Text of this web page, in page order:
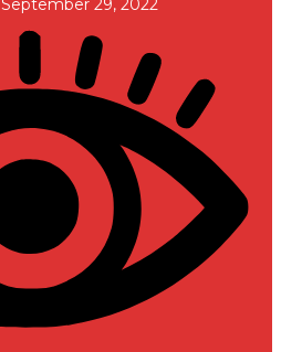
September 29, 2022